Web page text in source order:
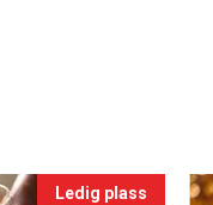
Ledig plass